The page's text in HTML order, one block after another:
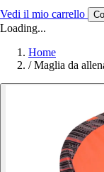
Vedi il mio carrello
Loading...
Home
/ Maglia da